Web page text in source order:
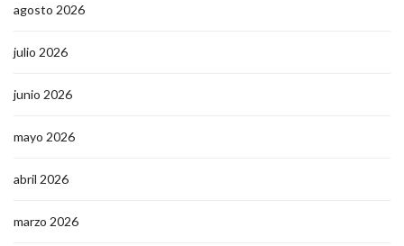
agosto 2026
julio 2026
junio 2026
mayo 2026
abril 2026
marzo 2026